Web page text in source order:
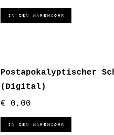
In den Warenkorb
Postapokalyptischer
(Digital)
€ 0,00
In den Warenkorb